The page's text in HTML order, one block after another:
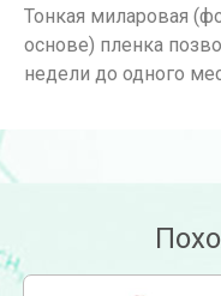
Тонкая миларовая
основе) пленка
недели до одного